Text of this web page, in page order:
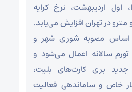
اول اردیبهشت، نرخ کرایه
در تهران افزایش می‌یابد.
اساس مصوبه شورای شهر و
سالانه اعمال می‌شود و
برای کارت‌های بلیت،
خاص و ساماندهی فعالیت